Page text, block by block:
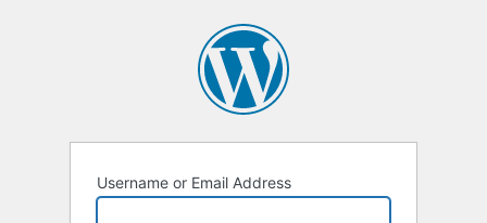
Username or Email Address